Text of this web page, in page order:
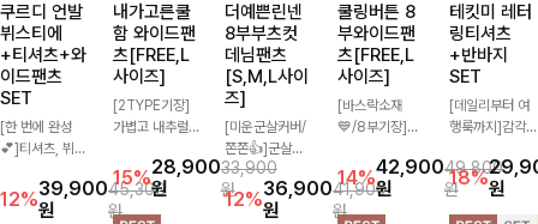
쿠르디 언발
뷔스티에
+티셔츠+와
이드팬츠
SET
[한 번에 완성
💕]티셔츠, 뷔스
한 번에 구성된
실속 있는 3피
12%39,900
원
45,300
원
내가고른쿨
함 와이드팬
츠[FREE,L
사이즈]
[2TYPE기장]
가볍고 내추럴한
시즌 시원하게
즐기기 좋은 와
이드 팬츠! 허리
15%28,900
원
33,900
원
더예쁜린넨
8부부츠컷
데님팬츠
[S,M,L사이
즈]
[미운군살커버/
쫀쫀👍]군살을
잡아주는 깔끔한
부츠컷 핏에 발
목이 드러나는
12%36,900
원
41,900
원
쿨링버튼 8
부와이드팬
츠[FREE,L
사이즈]
[바스락소재
💙/8부기장]사
일이 은은한 포
인트가 되어주는
와이드 팬츠입니
14%42,900
원
49,800
원
테킷미 레터
링티셔츠
+반바지
SET
[데일리부터 여
행룩까지]감각
셔츠와 플레어
핏 반바지가 함
께 구성된 세트
18%원